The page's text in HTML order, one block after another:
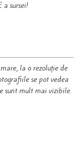
a sursei!
la o rezoluție de
se pot vedea
sunt mult mai vizibile.